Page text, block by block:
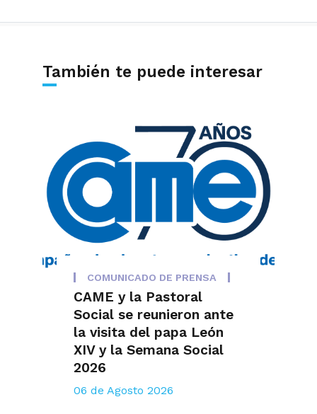
También te puede interesar
COMUNICADO DE PRENSA
CAME y la Pastoral
Social se reunieron ante
la visita del papa León
XIV y la Semana Social
2026
06 de Agosto 2026